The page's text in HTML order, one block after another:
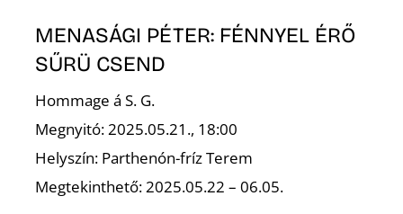
MENASÁGI PÉTER: FÉNNYEL ÉRŐ
SŰRÜ CSEND
Hommage á S. G.
Megnyitó: 2025.05.21., 18:00
Helyszín: Parthenón-fríz Terem
Megtekinthető: 2025.05.22 – 06.05.